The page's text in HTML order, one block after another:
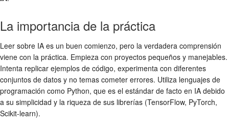
La importancia de la práctica
Leer sobre IA es un buen comienzo, pero la verdadera comprensión
viene con la práctica. Empieza con proyectos pequeños y manejables.
Intenta replicar ejemplos de código, experimenta con diferentes
conjuntos de datos y no temas cometer errores. Utiliza lenguajes de
programación como Python, que es el estándar de facto en IA debido
a su simplicidad y la riqueza de sus librerías (TensorFlow, PyTorch,
Scikit-learn).